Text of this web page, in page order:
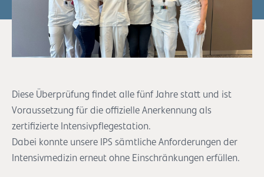
Diese Überprüfung findet alle fünf Jahre statt und ist
Voraussetzung für die offizielle Anerkennung als
zertifizierte Intensivpflegestation.
Dabei konnte unsere IPS sämtliche Anforderungen der
Intensivmedizin erneut ohne Einschränkungen erfüllen.